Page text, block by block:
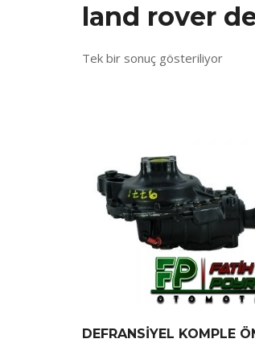
land rover
Tek bir sonuç gösteriliyor
DEFRANSİYEL KOMPLE